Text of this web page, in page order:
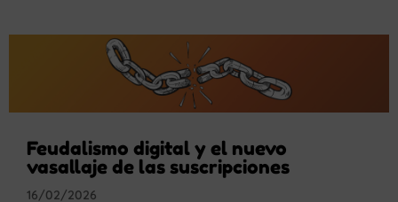
Feudalismo digital y el nuevo
vasallaje de las suscripciones
16/02/2026